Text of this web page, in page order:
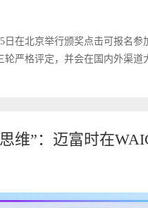
日在北京举行颁奖点击可报名
严格评定，并会在国内外渠道
维”：迈富时在